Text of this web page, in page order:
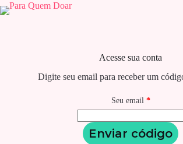
Pular
para
Acesse sua conta
Digite seu email para receber um
Seu email *
Enviar código